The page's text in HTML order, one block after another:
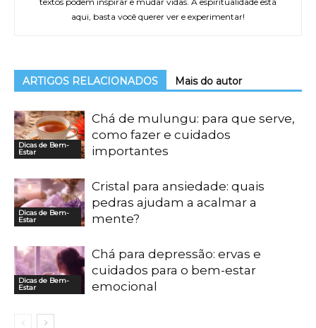
aqui, basta você querer ver e experimentar!
ARTIGOS RELACIONADOS Mais do autor
Dicas de Bem-
Estar
Chá de mulungu: para que serve,
como fazer e cuidados
importantes
Dicas de Bem-
Estar
Cristal para ansiedade: quais
pedras ajudam a acalmar a
mente?
Dicas de Bem-
Estar
Chá para depressão: ervas e
cuidados para o bem-estar
emocional